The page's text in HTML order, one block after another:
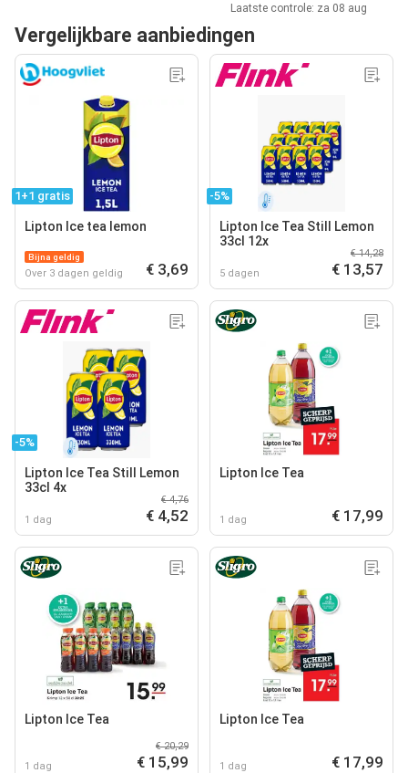
Laatste controle: za 08 aug
Vergelijkbare aanbiedingen
1+1 gratis
Lipton Ice tea lemon
Bijna geldig
Over 3 dagen geldig € 3,69
-5%
Lipton Ice Tea Still Lemon
33cl 12x
5 dagen
€ 14,28
€ 13,57
-5%
Lipton Ice Tea Still Lemon
33cl 4x
1 dag
€ 4,76
€ 4,52
Lipton Ice Tea
1 dag € 17,99
Lipton Ice Tea
1 dag
€ 20,29
€ 15,99
Lipton Ice Tea
1 dag € 17,99